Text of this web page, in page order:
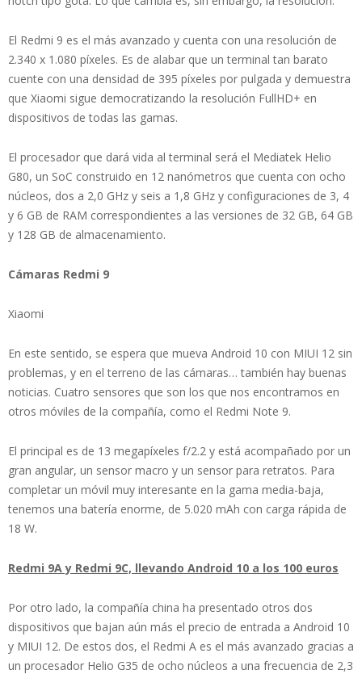
El Redmi 9 es el más avanzado y cuenta con una resolución de
2.340 x 1.080 píxeles. Es de alabar que un terminal tan barato
cuente con una densidad de 395 píxeles por pulgada y demuestra
que Xiaomi sigue democratizando la resolución FullHD+ en
dispositivos de todas las gamas.
El procesador que dará vida al terminal será el Mediatek Helio
G80, un SoC construido en 12 nanómetros que cuenta con ocho
núcleos, dos a 2,0 GHz y seis a 1,8 GHz y configuraciones de 3, 4
y 6 GB de RAM correspondientes a las versiones de 32 GB, 64 GB
y 128 GB de almacenamiento.
Cámaras Redmi 9
Xiaomi
En este sentido, se espera que mueva Android 10 con MIUI 12 sin
problemas, y en el terreno de las cámaras… también hay buenas
noticias. Cuatro sensores que son los que nos encontramos en
otros móviles de la compañía, como el Redmi Note 9.
El principal es de 13 megapíxeles f/2.2 y está acompañado por un
gran angular, un sensor macro y un sensor para retratos. Para
completar un móvil muy interesante en la gama media-baja,
tenemos una batería enorme, de 5.020 mAh con carga rápida de
18 W.
Redmi 9A y Redmi 9C, llevando Android 10 a los 100 euros
Por otro lado, la compañía china ha presentado otros dos
dispositivos que bajan aún más el precio de entrada a Android 10
y MIUI 12. De estos dos, el Redmi A es el más avanzado gracias a
un procesador Helio G35 de ocho núcleos a una frecuencia de 2,3